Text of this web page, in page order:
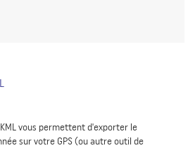
vous permettent d'exporter le
sur votre GPS (ou autre outil de